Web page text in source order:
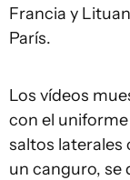
Francia y
París.
Los vídeos
con el
saltos laterales
un canguro, se